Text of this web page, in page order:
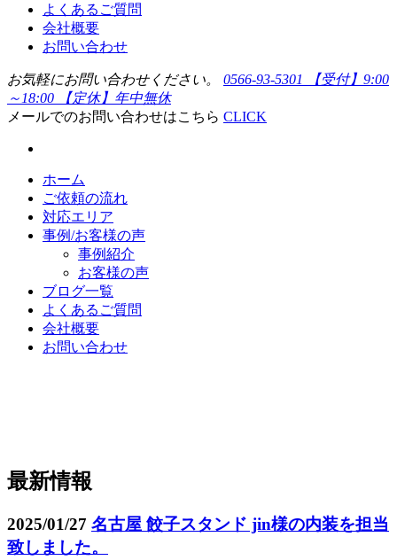
よくあるご質問
会社概要
お問い合わせ
お気軽にお問い合わせください。 0566-93-5301
【受付】9:00
～18:00 【定休】年中無休
メールでのお問い合わせはこちら CLICK
ホーム
ご依頼の流れ
対応エリア
事例/お客様の声
事例紹介
お客様の声
ブログ一覧
よくあるご質問
会社概要
お問い合わせ
最新情報
2025/01/27 名古屋 餃子スタンド jin様の内装を担当
致しました。